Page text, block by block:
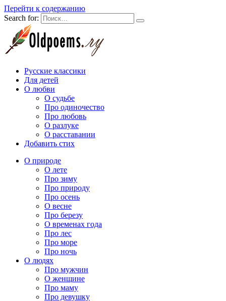
Перейти к содержанию
Search for:
Русские классики
Для детей
О любви
О судьбе
Про одиночество
Про любовь
О разлуке
О расставании
Добавить стих
О природе
О лете
Про зиму
Про природу
Про осень
О весне
Про березу
О временах года
Про лес
Про море
Про ночь
О людях
Про мужчин
О женщине
Про маму
Про девушку